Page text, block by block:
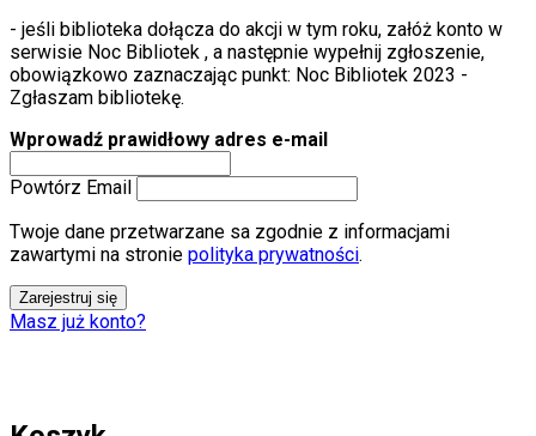
- jeśli biblioteka dołącza do akcji w tym roku, załóż konto w
serwisie Noc Bibliotek , a następnie wypełnij zgłoszenie,
obowiązkowo zaznaczając punkt: Noc Bibliotek 2023 -
Zgłaszam bibliotekę.
Wprowadź prawidłowy adres e-mail
Powtórz Email
Twoje dane przetwarzane sa zgodnie z informacjami
zawartymi na stronie polityka prywatności.
Zarejestruj się
Masz już konto?